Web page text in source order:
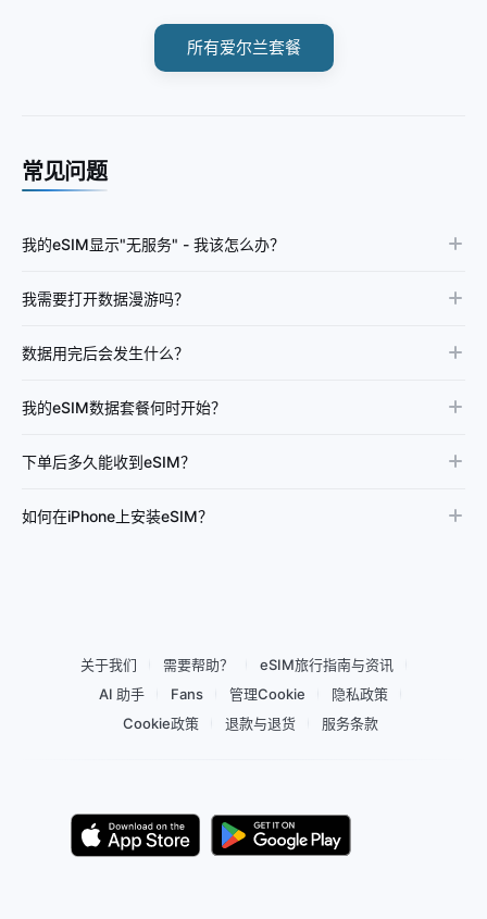
所有爱尔兰套餐
常见问题
我的eSIM显示"无服务" - 我该怎么办？
我需要打开数据漫游吗？
数据用完后会发生什么？
我的eSIM数据套餐何时开始？
下单后多久能收到eSIM？
如何在iPhone上安装eSIM？
关于我们 需要帮助？
eSIM旅行指南与资讯
AI 助手
Fans 管理Cookie
隐私政策
Cookie政策
退款与退货 服务条款